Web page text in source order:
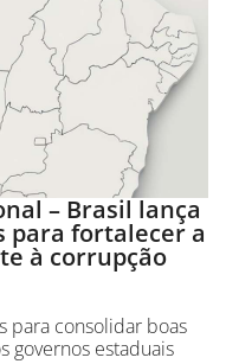
– Brasil lança
para fortalecer a
à corrupção
para consolidar boas
governos estaduais